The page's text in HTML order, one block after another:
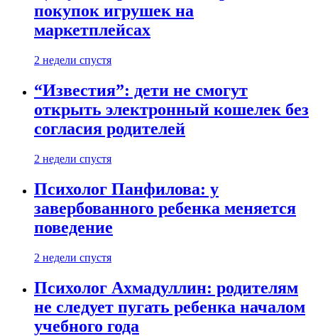
покупок игрушек на
маркетплейсах
2 недели спустя
“Известия”: дети не смогут
открыть электронный кошелек без
согласия родителей
2 недели спустя
Психолог Панфилова: у
завербованного ребенка меняется
поведение
2 недели спустя
Психолог Ахмадуллин: родителям
не следует пугать ребенка началом
учебного года